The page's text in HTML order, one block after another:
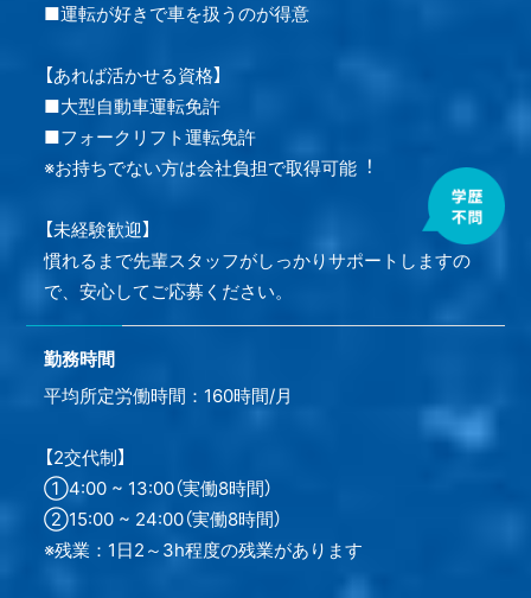
■運転が好きで⾞を扱うのが得意
【あれば活かせる資格】
■⼤型自動車運転免許
■フォークリフト運転免許
※お持ちでない⽅は会社負担で取得可能︕
【未経験歓迎】
慣れるまで先輩スタッフがしっかりサポートしますの
で、安心してご応募ください。
勤務時間
平均所定労働時間：160時間/月
【2交代制】
①4:00 ~ 13:00（実働8時間）
②15:00 ~ 24:00（実働8時間）
※残業：1日2～3h程度の残業があります